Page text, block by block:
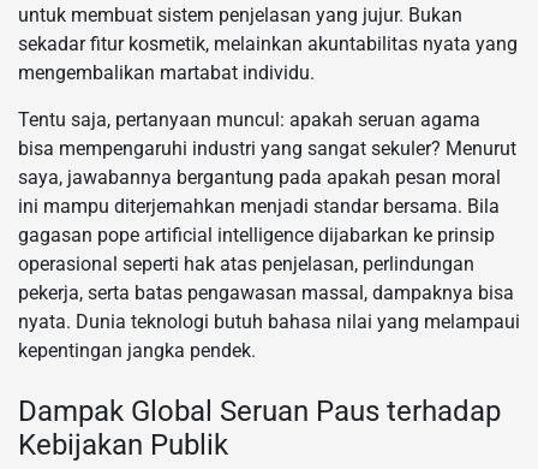
untuk membuat sistem penjelasan yang jujur. Bukan
sekadar fitur kosmetik, melainkan akuntabilitas nyata yang
mengembalikan martabat individu.
Tentu saja, pertanyaan muncul: apakah seruan agama
bisa mempengaruhi industri yang sangat sekuler? Menurut
saya, jawabannya bergantung pada apakah pesan moral
ini mampu diterjemahkan menjadi standar bersama. Bila
gagasan pope artificial intelligence dijabarkan ke prinsip
operasional seperti hak atas penjelasan, perlindungan
pekerja, serta batas pengawasan massal, dampaknya bisa
nyata. Dunia teknologi butuh bahasa nilai yang melampaui
kepentingan jangka pendek.
Dampak Global Seruan Paus terhadap
Kebijakan Publik